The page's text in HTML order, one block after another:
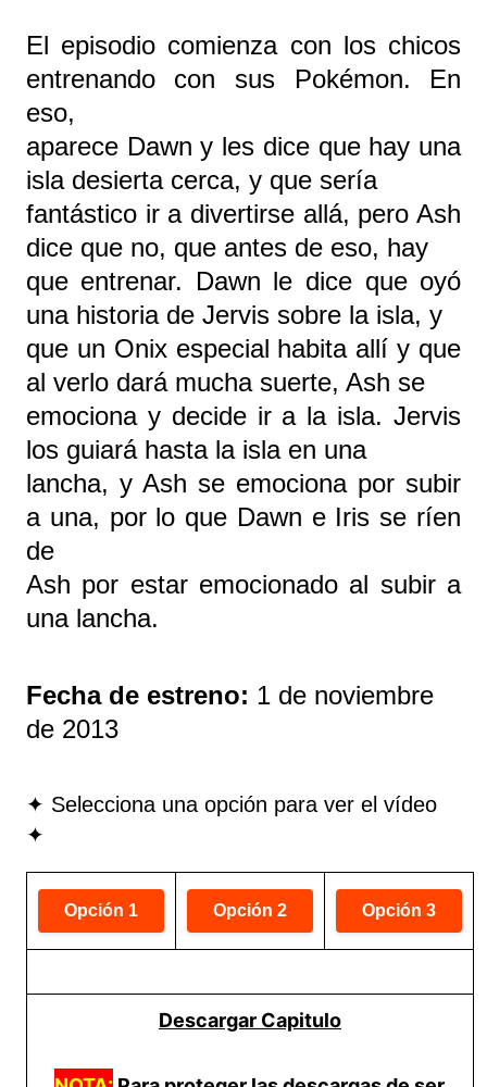
El episodio comienza con los chicos
entrenando con sus Pokémon. En
eso,
aparece Dawn y les dice que hay una
isla desierta cerca, y que sería
fantástico ir a divertirse allá, pero Ash
dice que no, que antes de eso, hay
que entrenar. Dawn le dice que oyó
una historia de Jervis sobre la isla, y
que un Onix especial habita allí y que
al verlo dará mucha suerte, Ash se
emociona y decide ir a la isla. Jervis
los guiará hasta la isla en una
lancha, y Ash se emociona por subir
a una, por lo que Dawn e Iris se ríen
de
Ash por estar emocionado al subir a
una lancha.
Fecha de estreno: 1 de noviembre
de 2013
✦ Selecciona una opción para ver el vídeo
✦
Descargar Capitulo